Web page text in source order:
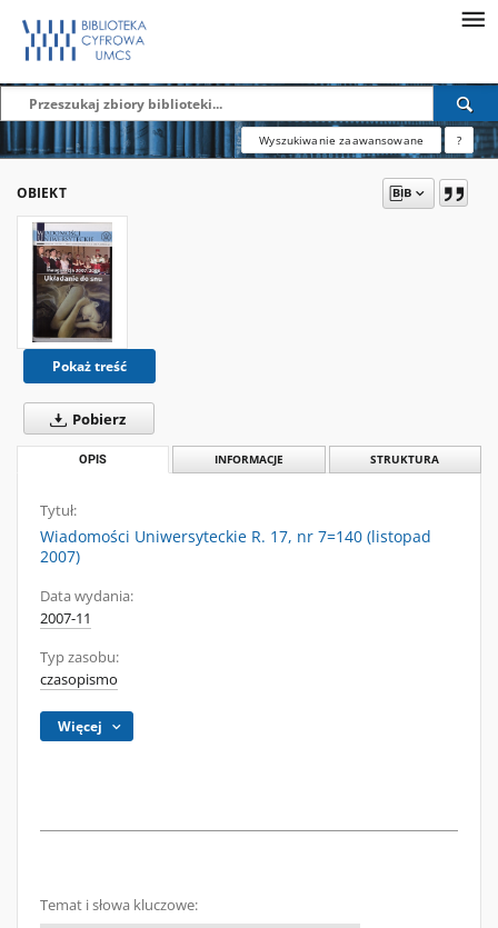
Wyszukiwanie zaawansowane ?
OBIEKT
Pokaż treść
Pobierz
OPIS INFORMACJE STRUKTURA
Tytuł:
Wiadomości Uniwersyteckie R. 17, nr 7=140 (listopad
2007)
Data wydania:
2007-11
Typ zasobu:
czasopismo
Więcej
Temat i słowa kluczowe: